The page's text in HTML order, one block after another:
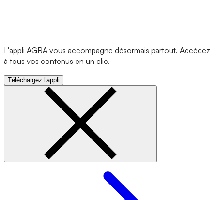
L'appli AGRA vous accompagne désormais partout. Accédez
à tous vos contenus en un clic.
Téléchargez l'appli